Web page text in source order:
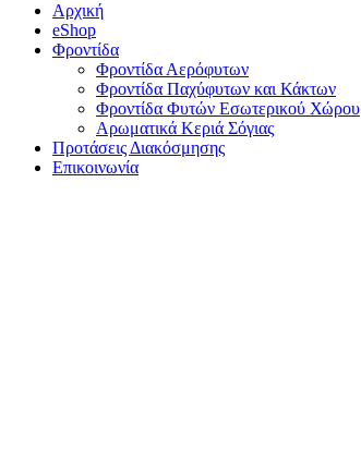
Αρχική
eShop
Φροντίδα
Φροντίδα Αερόφυτων
Φροντίδα Παχύφυτων και Κάκτων
Φροντίδα Φυτών Εσωτερικού Χώρου
Αρωματικά Κεριά Σόγιας
Προτάσεις Διακόσμησης
Επικοινωνία